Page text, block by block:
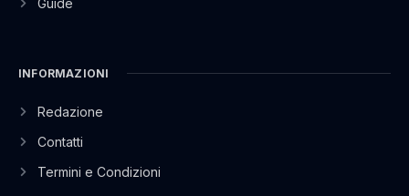
INFORMAZIONI
Redazione
Contatti
Termini e Condizioni